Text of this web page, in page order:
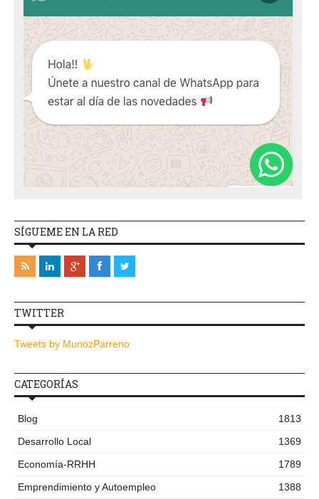
SÍGUEME EN LA RED
TWITTER
Tweets by MunozParreno
CATEGORÍAS
Blog
1813
Desarrollo Local
1369
Economía-RRHH
1789
Emprendimiento y Autoempleo
1388